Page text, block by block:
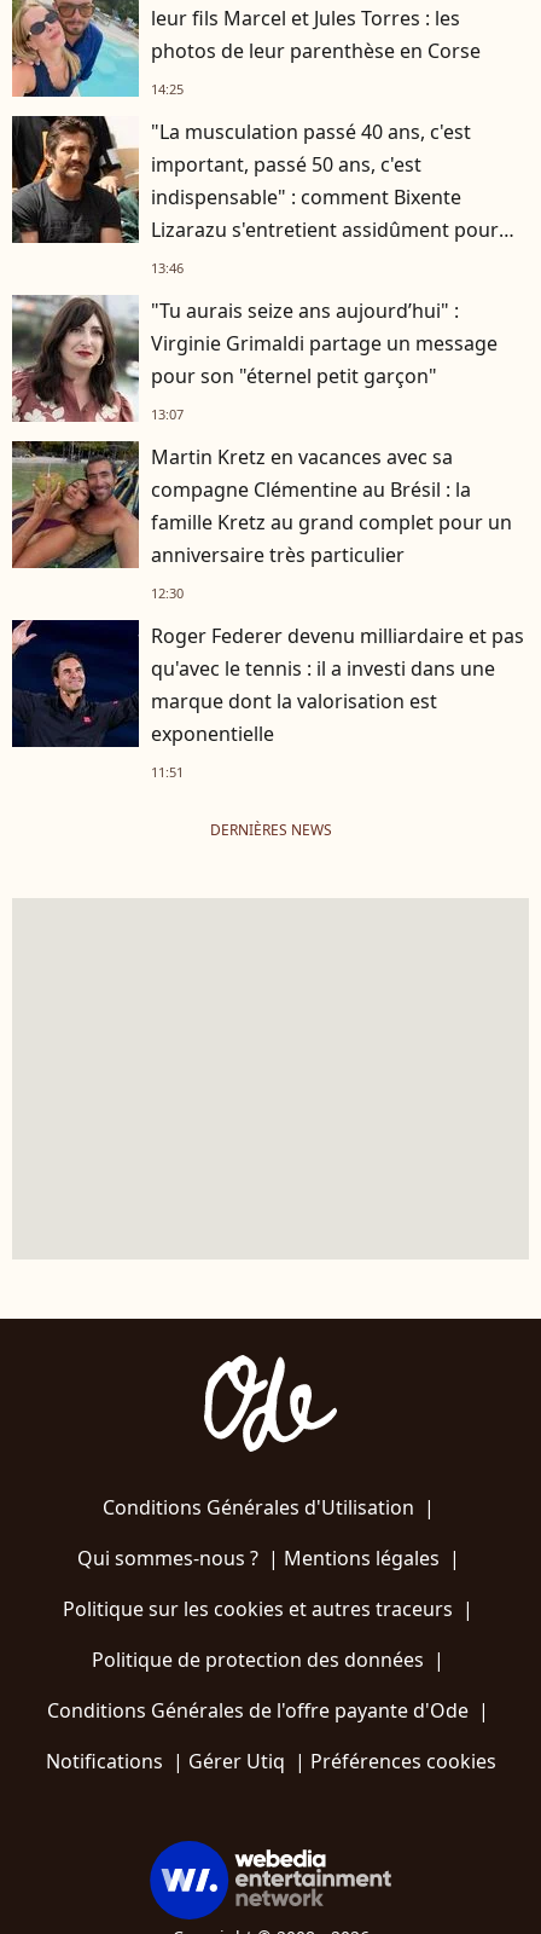
leur fils Marcel et Jules Torres : les
photos de leur parenthèse en Corse
14:25
"La musculation passé 40 ans, c'est
important, passé 50 ans, c'est
indispensable" : comment Bixente
Lizarazu s'entretient assidûment pour
rester musclé à 56 ans ?
13:46
"Tu aurais seize ans aujourd’hui" :
Virginie Grimaldi partage un message
pour son "éternel petit garçon"
13:07
Martin Kretz en vacances avec sa
compagne Clémentine au Brésil : la
famille Kretz au grand complet pour un
anniversaire très particulier
12:30
Roger Federer devenu milliardaire et pas
qu'avec le tennis : il a investi dans une
marque dont la valorisation est
exponentielle
11:51
DERNIÈRES NEWS
Conditions Générales d'Utilisation |
Qui sommes-nous ?| Mentions légales |
Politique sur les cookies et autres traceurs |
Politique de protection des données |
Conditions Générales de l'offre payante d'Ode |
Notifications | Gérer Utiq | Préférences cookies